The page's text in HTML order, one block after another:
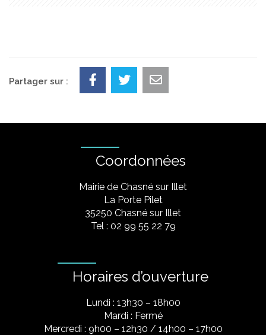
Partager sur :
Coordonnées
Mairie de Chasné sur Illet
La Porte Pilet
35250 Chasné sur Illet
Tel : 02 99 55 22 79
Horaires d’ouverture
Lundi : 13h30 – 18h00
Mardi : Fermé
Mercredi : 9h00 – 12h30 / 14h00 – 17h00